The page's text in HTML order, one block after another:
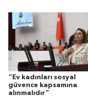
“Ev kadınları sosyal
güvence kapsamına
alınmalıdır”